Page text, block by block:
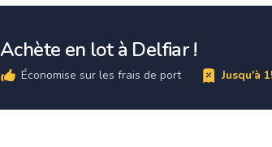
Achète en lot à Delfiar !
Économise sur les frais de port Jusqu'à